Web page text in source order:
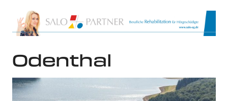
Odenthal